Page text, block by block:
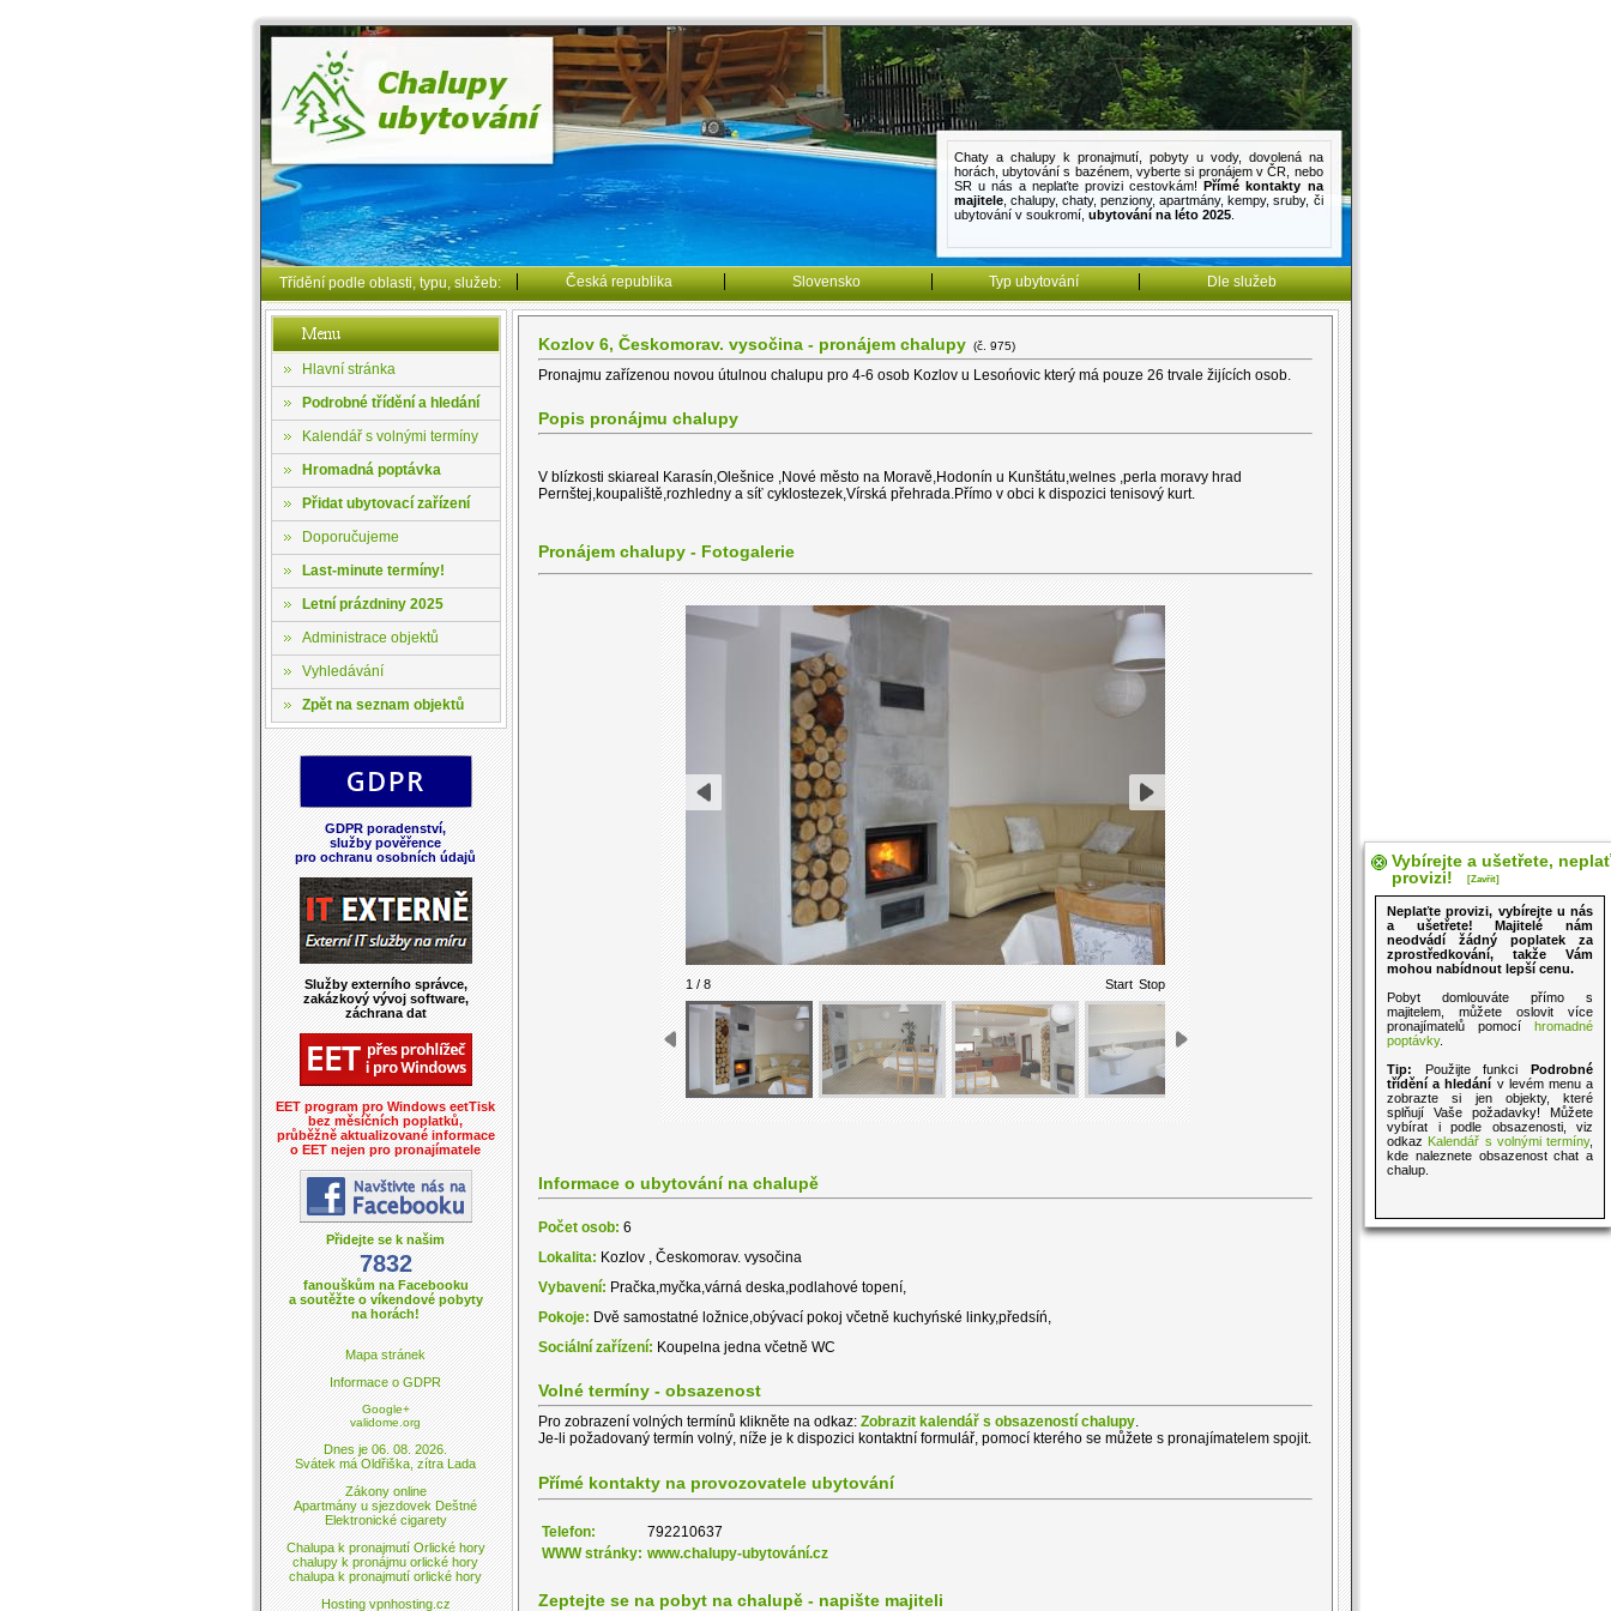
Chaty a chalupy k pronajmutí, pobyty u vody, dovolená na
horách, ubytování s bazénem, vyberte si pronájem v ČR, nebo
SR u nás a neplaťte provizi cestovkám!Přímé kontakty na
majitele, chalupy, chaty, penziony,apartmány,kempy,sruby, či
ubytování v soukromí, ubytování na léto 2025.
Třídění podle oblasti, typu, služeb: Česká republika Slovensko Typ ubytování Dle služeb
Hlavní stránka
Podrobné třídění a hledání
Kalendář s volnými termíny
Hromadná poptávka
Přidat ubytovací zařízení
Doporučujeme
Last-minute termíny!
Letní prázdniny 2025
Administrace objektů
Vyhledávání
Zpět na seznam objektů
GDPR poradenství,
služby pověřence
pro ochranu osobních údajů
Služby externího správce,
zakázkový vývoj software,
záchrana dat
EET program pro Windows eetTisk
bez měsíčních poplatků,
průběžně aktualizované informace
o EET nejen pro pronajímatele
Přidejte se k našim
7832
fanouškům na Facebooku
a soutěžte o víkendové pobyty
na horách!
Mapa stránek
Informace o GDPR
Google+
validome.org
Dnes je 06. 08. 2026.
Svátek má Oldřiška, zítra Lada
Zákony online
Apartmány u sjezdovek Deštné
Elektronické cigarety
Chalupa k pronajmutí Orlické hory
chalupy k pronájmu orlické hory
chalupa k pronajmutí orlické hory
Hosting vpnhosting.cz
Kozlov 6, Českomorav. vysočina - pronájem chalupy(č. 975)
Pronajmu zařízenou novou útulnou chalupu pro 4-6 osob Kozlov u Lesońovic který má pouze 26 trvale žijících osob.
Popis pronájmu chalupy
V blízkosti skiareal Karasín,Olešnice ,Nové město na Moravě,Hodonín u Kunštátu,welnes ,perla moravy hrad
Pernštej,koupaliště,rozhledny a síť cyklostezek,Vírská přehrada.Přímo v obci k dispozici tenisový kurt.
Pronájem chalupy - Fotogalerie
1 / 8 Start Stop
Informace o ubytování na chalupě
Počet osob: 6
Lokalita: Kozlov , Českomorav. vysočina
Vybavení: Pračka,myčka,várná deska,podlahové topení,
Pokoje: Dvě samostatné ložnice,obývací pokoj včetně kuchyńské linky,předsíń,
Sociální zařízení: Koupelna jedna včetně WC
Volné termíny - obsazenost
Pro zobrazení volných termínů klikněte na odkaz: Zobrazit kalendář s obsazeností chalupy.
Je-li požadovaný termín volný, níže je k dispozici kontaktní formulář, pomocí kterého se můžete s pronajímatelem spojit.
Přímé kontakty na provozovatele ubytování
Telefon:
792210637
WWW stránky: www.chalupy-ubytování.cz
Zeptejte se na pobyt na chalupě - napište majiteli
Vybírejte a ušetřete,
provizi!
[Zavřít]
Neplaťte provizi, vybírejte u nás
a ušetřete! Majitelé nám
neodvádí žádný poplatek za
zprostředkování, takže Vám
mohou nabídnout lepší cenu.
Pobyt domlouváte přímo s
majitelem, můžete oslovit více
pronajímatelů pomocí hromadné
poptávky.
Tip: Použijte funkci Podrobné
třídění a hledání v levém menu a
zobrazte si jen objekty, které
splňují Vaše požadavky! Můžete
vybírat i podle obsazenosti, viz
odkaz Kalendář s volnými termíny,
kde naleznete obsazenost chat a
chalup.